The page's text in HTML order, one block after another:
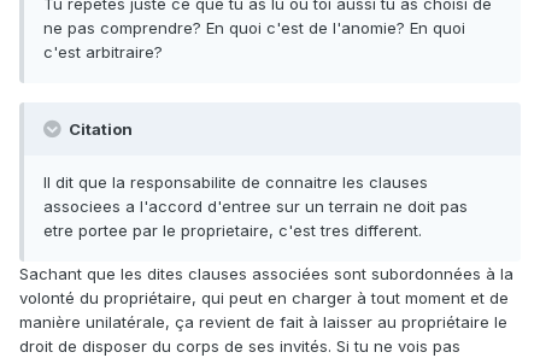
Tu repetes juste ce que tu as lu ou toi aussi tu as choisi de
ne pas comprendre? En quoi c'est de l'anomie? En quoi
c'est arbitraire?
Citation
Il dit que la responsabilite de connaitre les clauses
associees a l'accord d'entree sur un terrain ne doit pas
etre portee par le proprietaire, c'est tres different.
Sachant que les dites clauses associées sont subordonnées à la
volonté du propriétaire, qui peut en charger à tout moment et de
manière unilatérale, ça revient de fait à laisser au propriétaire le
droit de disposer du corps de ses invités. Si tu ne vois pas